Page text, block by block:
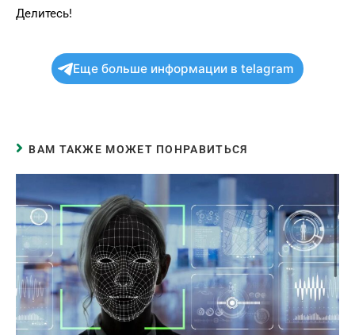
Делитесь!
Еще больше информации в telagram
ВАМ ТАКЖЕ МОЖЕТ ПОНРАВИТЬСЯ